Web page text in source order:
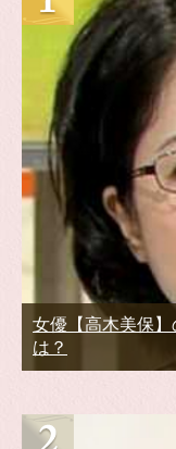
女優【高木美保
は？